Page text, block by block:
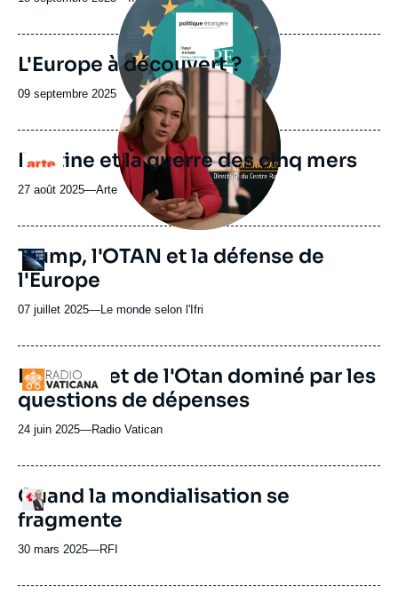
du
journal,
revue
ou
émission
L'Europe à découvert ?
Date
publication
09 septembre 2025
Logo
Image
principale
médiatique
Poutine et la guerre des cinq mers
27 août 2025—Nom
journal,
ou
émission
Arte
Logo
URL
de
Spotify
Trump, l'OTAN et la défense de
l'Europe
07 juillet 2025—Nom
journal,
ou
émission
Le monde selon l'Ifri
Logo
Le sommet de l'Otan dominé par les
questions de dépenses
24 juin 2025—Nom
journal,
ou
émission
Radio Vatican
Logo
Quand la mondialisation se
fragmente
30 mars 2025—Nom
journal,
RFI